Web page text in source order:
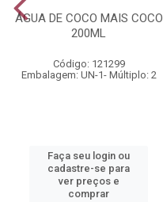
ÁGUA DE COCO MAIS COCO
200ML
Código: 121299
Embalagem: UN-1- Múltiplo: 2
Faça seu login ou
cadastre-se para
ver preços e
comprar